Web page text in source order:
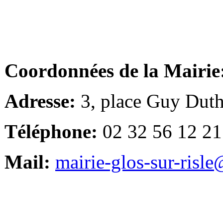
Coordonnées de la
Adresse: 3, place Guy
Téléphone: 02 32 56 12 21
Mail: mairie-glos-sur-